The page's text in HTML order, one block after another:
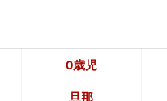
0歳児
旦那